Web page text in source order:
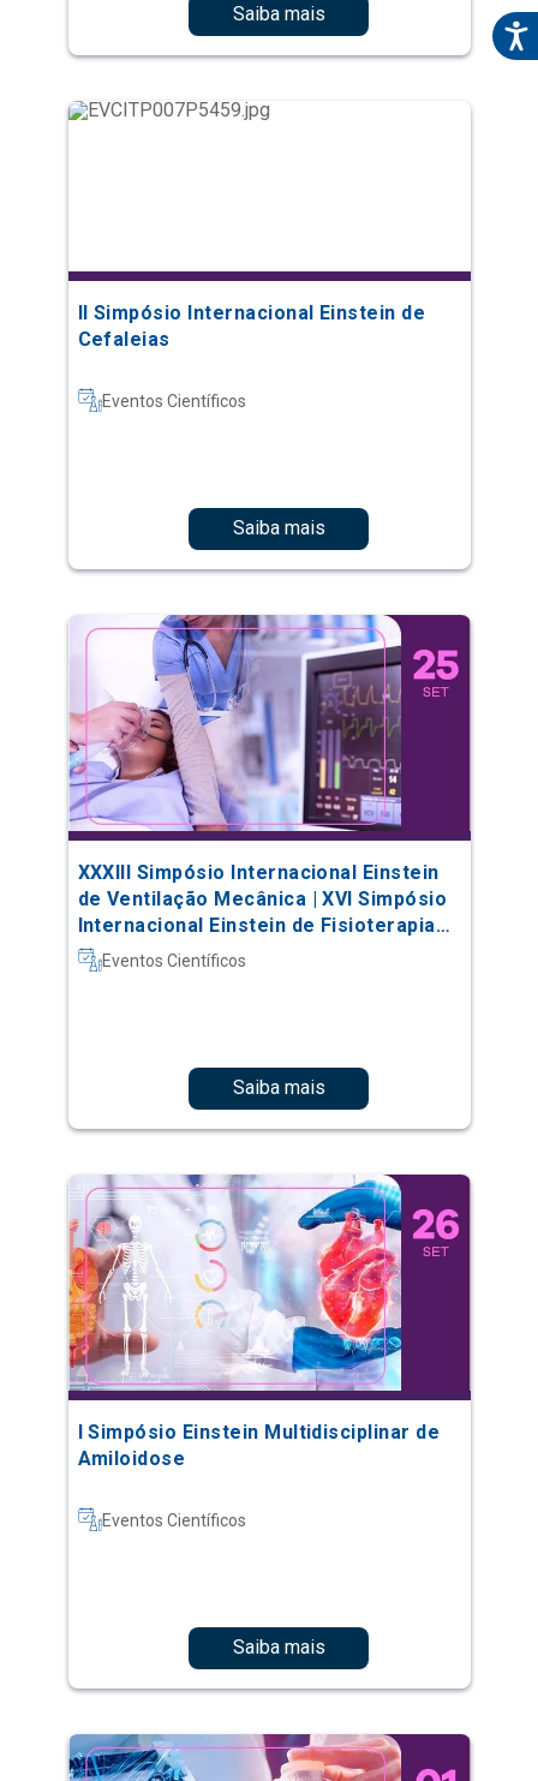
Saiba mais
II Simpósio Internacional Einstein de
Cefaleias
Eventos Científicos
Saiba mais
XXXIII Simpósio Internacional Einstein
de Ventilação Mecânica | XVI Simpósio
Internacional Einstein de Fisioterapia
em Terapia Intensiva
Eventos Científicos
Saiba mais
I Simpósio Einstein Multidisciplinar de
Amiloidose
Eventos Científicos
Saiba mais